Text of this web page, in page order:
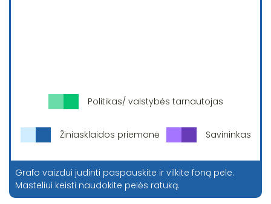
Politikas/ valstybės tarnautojas
Žiniasklaidos priemonė Savininkas
Grafo vaizdui judinti paspauskite ir vilkite foną pele.
Masteliui keisti naudokite pelės ratuką.